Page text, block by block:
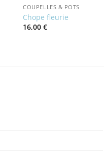
COUPELLES & POTS
Chope fleurie
16,00€